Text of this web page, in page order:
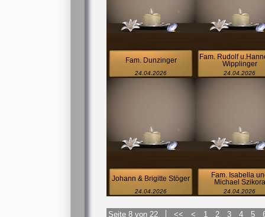
Fam. Dunzinger
24.04.2026
Fam. Rudolf
Wipplinger
24.04.2026
Johann & Brigitte Stöger
24.04.2026
Fam. Isabella
Michael Szikora
24.04.2026
Seite 8 von 22 << < 1 2 3 4 5